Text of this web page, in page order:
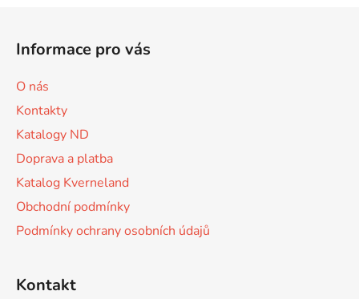
Informace pro vás
O nás
Kontakty
Katalogy ND
Doprava a platba
Katalog Kverneland
Obchodní podmínky
Podmínky ochrany osobních údajů
Kontakt